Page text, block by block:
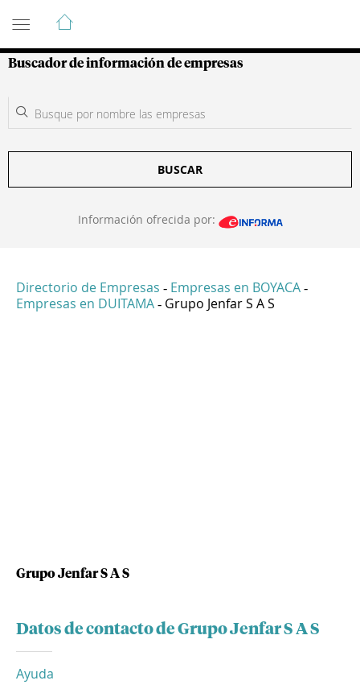
Guía de Empresas Colombianas
Buscador de información de empresas
BUSCAR
Información ofrecida por:
Directorio de Empresas - Empresas en BOYACA -
Empresas en DUITAMA - Grupo Jenfar S A S
Grupo Jenfar S A S
Datos de contacto de Grupo Jenfar S A S
Ayuda